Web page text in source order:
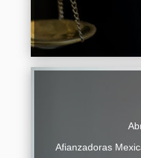
Afianzadoras